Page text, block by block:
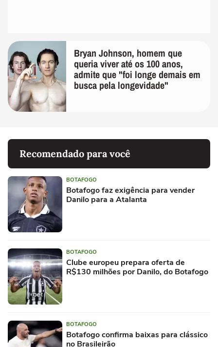
Bryan Johnson, homem que
queria viver até os 100 anos,
admite que "foi longe demais em
busca pela longevidade"
Recomendado para você
BOTAFOGO
Botafogo faz exigência para vender
Danilo para a Atalanta
BOTAFOGO
Clube europeu prepara oferta de
R$130 milhões por Danilo, do Botafogo
BOTAFOGO
Botafogo confirma baixas para clássico
no Brasileirão